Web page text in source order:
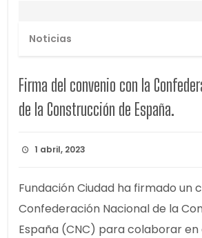
Noticias
Firma del convenio con la
de la Construcción de España.
1 abril, 2023
Fundación Ciudad ha firmado un
Confederación Nacional de la
España (CNC) para colaborar